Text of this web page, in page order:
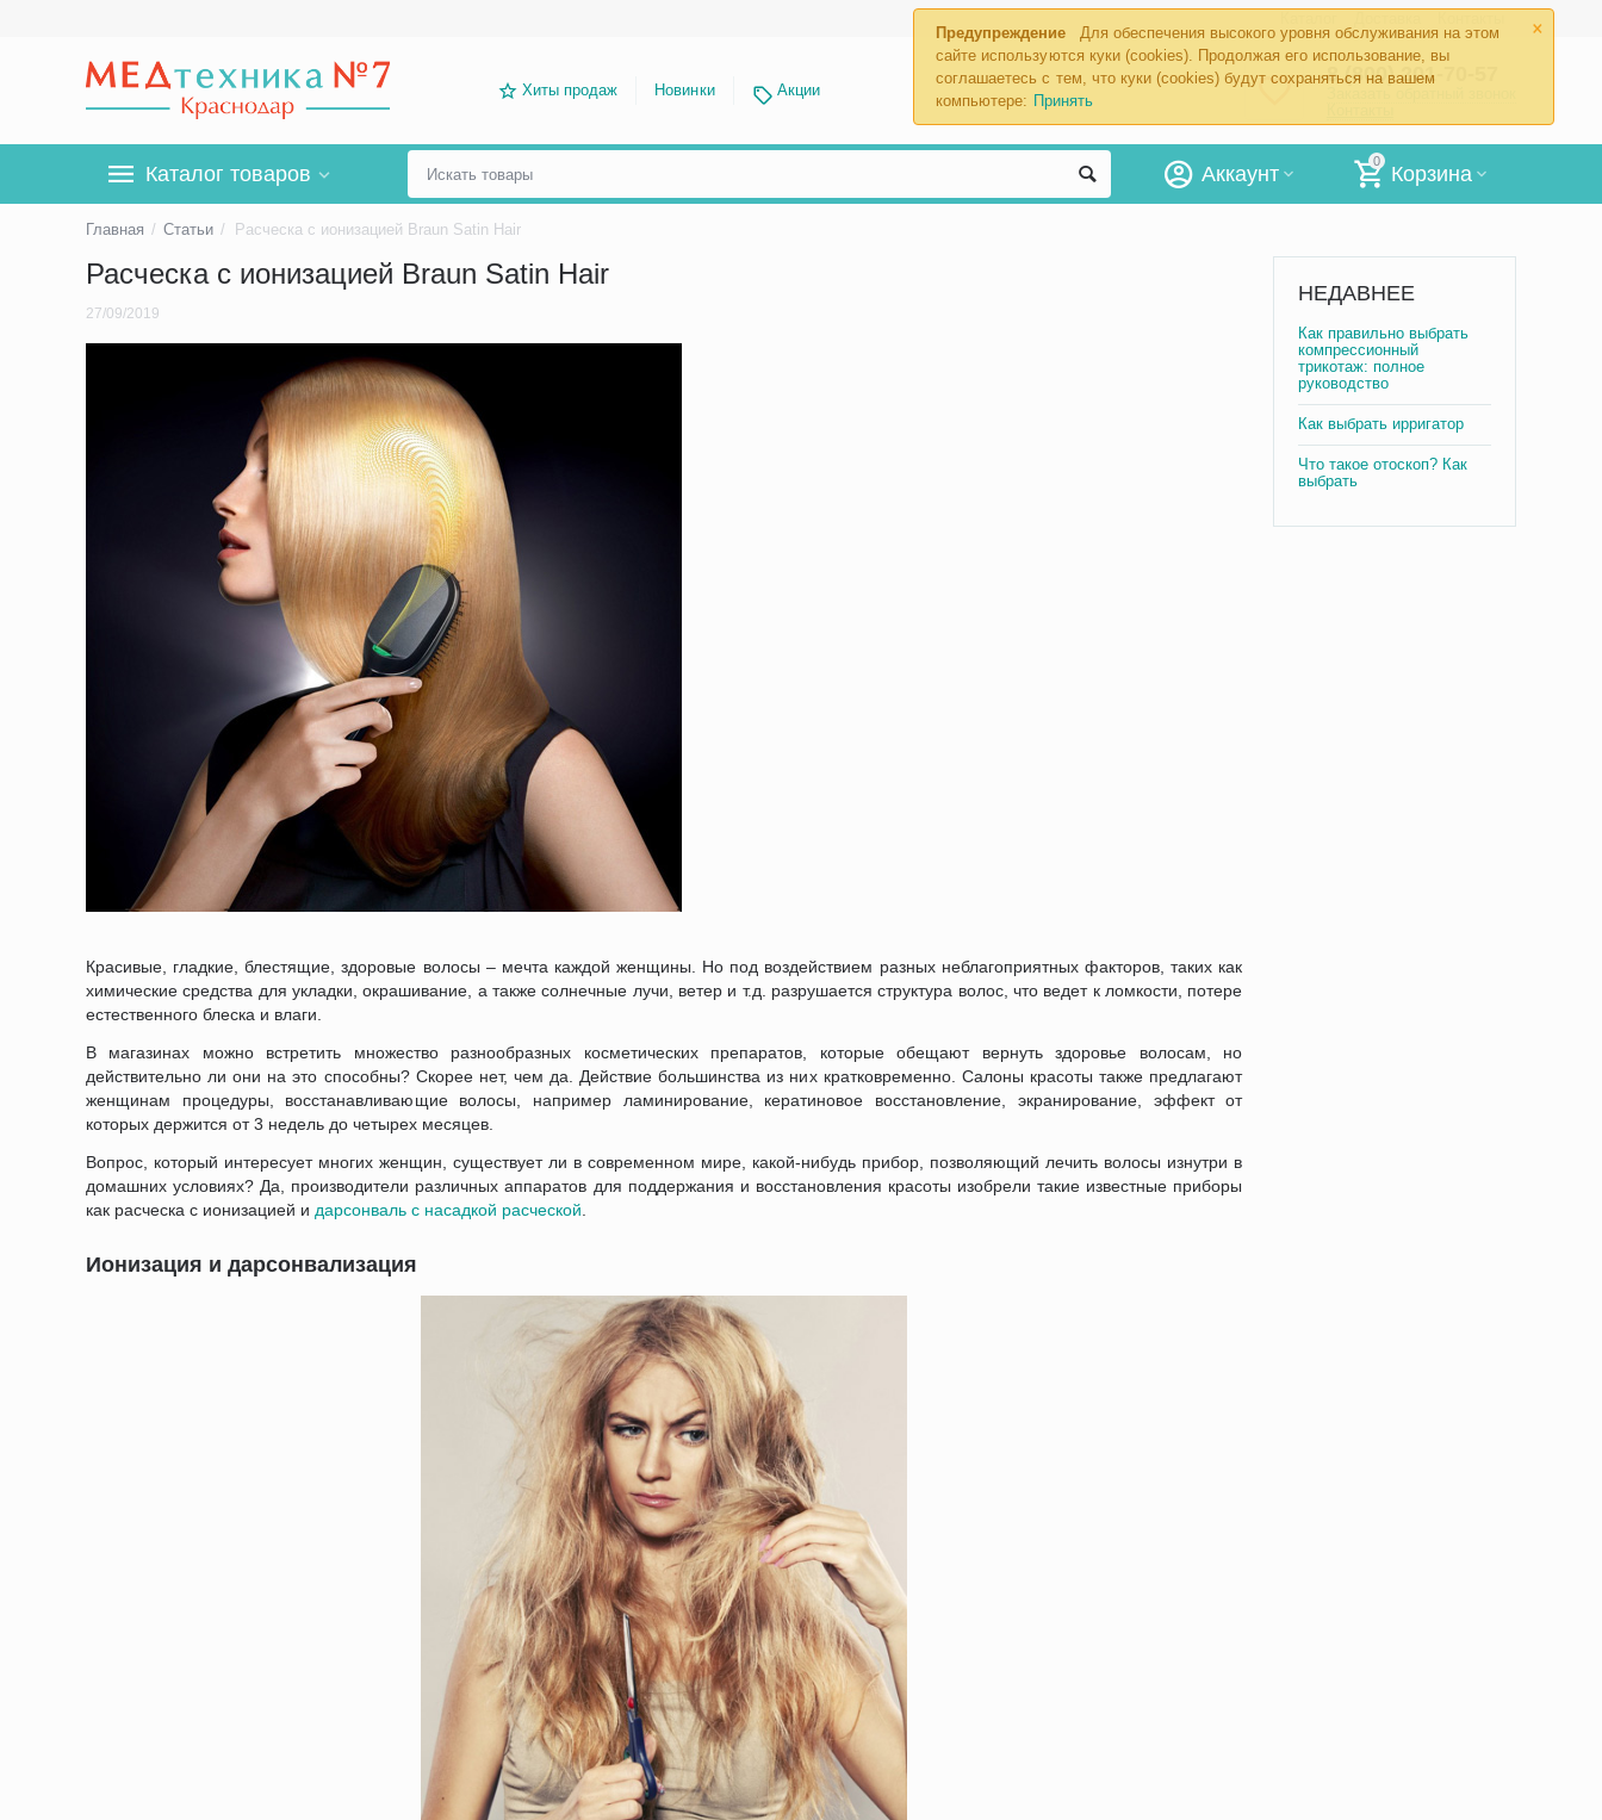
×
Предупреждение
Для обеспечения высокого уровня обслуживания на этом
сайте используются куки (cookies). Продолжая его использование, вы
соглашаетесь с тем, что куки (cookies) будут сохраняться на вашем
компьютере: Принять
Хиты продаж Новинки Акции
8 (800) 201-70-57
Каталог товаров
0
Корзина
Аккаунт
Главная / Статьи / Расческа с ионизацией Braun Satin Hair
Расческа с ионизацией Braun Satin Hair
27/09/2019
Красивые, гладкие, блестящие, здоровые волосы – мечта каждой женщины. Но под воздействием разных неблагоприятных факторов, таких как
химические средства для укладки, окрашивание, а также солнечные лучи, ветер и т.д. разрушается структура волос, что ведет к ломкости, потере
естественного блеска и влаги.
В магазинах можно встретить множество разнообразных косметических препаратов, которые обещают вернуть здоровье волосам, но
действительно ли они на это способны? Скорее нет, чем да. Действие большинства из них кратковременно. Салоны красоты также предлагают
женщинам процедуры, восстанавливающие волосы, например ламинирование, кератиновое восстановление, экранирование, эффект от
которых держится от 3 недель до четырех месяцев.
Вопрос, который интересует многих женщин, существует ли в современном мире, какой-нибудь прибор, позволяющий лечить волосы изнутри в
домашних условиях? Да, производители различных аппаратов для поддержания и восстановления красоты изобрели такие известные приборы
как расческа с ионизацией и дарсонваль с насадкой расческой
Ионизация и дарсонвализация
НЕДАВНЕЕ
Как правильно выбрать
компрессионный
трикотаж: полное
руководство
Как выбрать ирригатор
Что такое отоскоп? Как
выбрать